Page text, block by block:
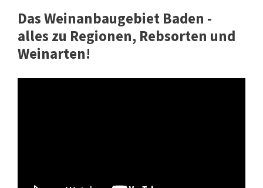
Das Weinanbaugebiet Baden -
alles zu Regionen, Rebsorten und
Weinarten!